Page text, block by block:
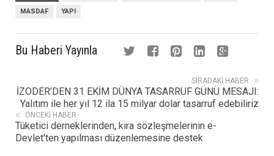
MASDAF YAPI
Bu Haberi Yayınla
SIRADAKI HABER
İZODER’DEN 31 EKİM DÜNYA TASARRUF GÜNÜ MESAJI:
Yalıtım ile her yıl 12 ila 15 milyar dolar tasarruf edebiliriz
ÖNCEKI HABER
Tüketici derneklerinden, kira sözleşmelerinin e-
Devlet'ten yapılması düzenlemesine destek